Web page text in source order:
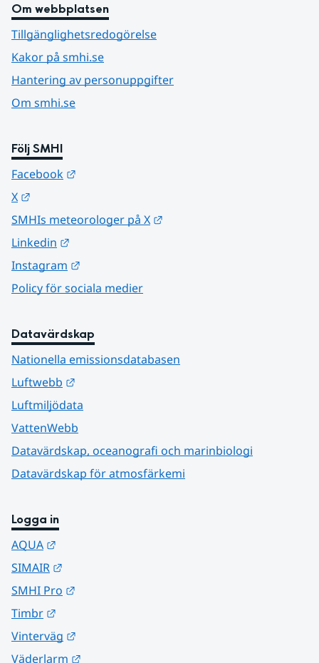
Om webbplatsen
Tillgänglighetsredogörelse
Kakor på smhi.se
Hantering av personuppgifter
Om smhi.se
Följ SMHI
Facebook
X
SMHIs meteorologer på X
Linkedin
Instagram
Policy för sociala medier
Datavärdskap
Nationella emissionsdatabasen
Luftwebb
Luftmiljödata
VattenWebb
Datavärdskap, oceanografi och marinbiologi
Datavärdskap för atmosfärkemi
Logga in
AQUA
SIMAIR
SMHI Pro
Timbr
Vinterväg
Väderlarm